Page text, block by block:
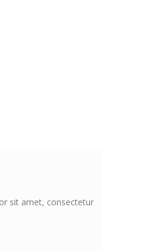
sit amet, consectetur